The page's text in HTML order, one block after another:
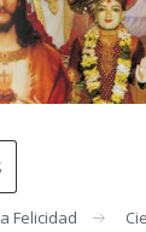
Felicidad